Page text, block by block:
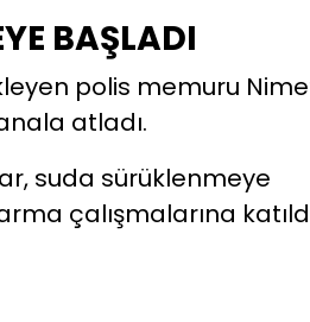
BAŞLADI
polis memuru
atladı.
suda sürüklenmeye
çalışmalarına